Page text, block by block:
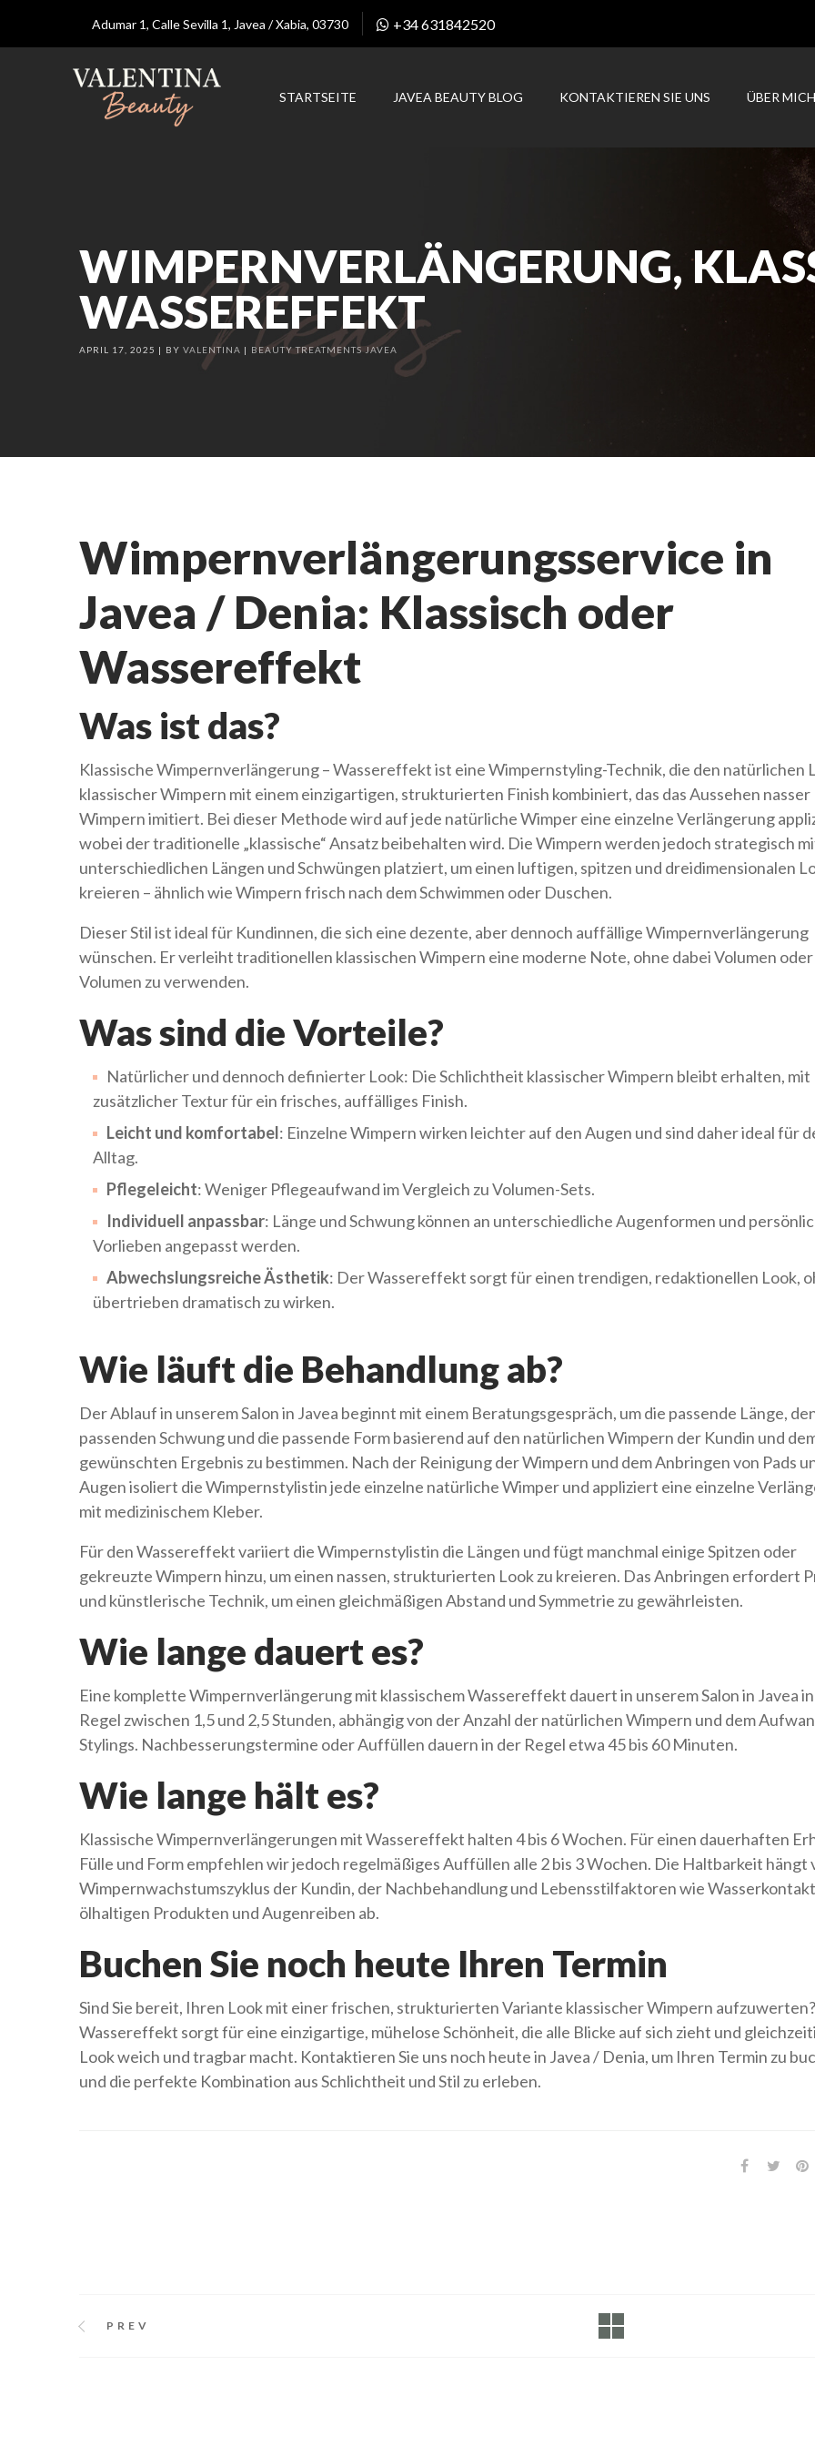
Adumar 1, Calle Sevilla 1, Javea / Xabia, 03730 +34 631842520
STARTSEITE JAVEA BEAUTY BLOG KONTAKTIEREN SIE UNS ÜBER MICH
WIMPERNVERLÄNGERUNG,
WASSEREFFEKT
APRIL 17, 2025 BY VALENTINA BEAUTY TREATMENTS JAVEA
Wimpernverlängerungsservice in
Javea / Denia: Klassisch oder
Wassereffekt
Was ist das?
Klassische Wimpernverlängerung – Wassereffekt ist eine Wimpernstyling-Technik, die den natürlichen
klassischer Wimpern mit einem einzigartigen, strukturierten Finish kombiniert, das das Aussehen nasser
Wimpern imitiert. Bei dieser Methode wird auf jede natürliche Wimper eine einzelne Verlängerung
wobei der traditionelle „klassische“ Ansatz beibehalten wird. Die Wimpern werden jedoch strategisch
unterschiedlichen Längen und Schwüngen platziert, um einen luftigen, spitzen und dreidimensionalen
kreieren – ähnlich wie Wimpern frisch nach dem Schwimmen oder Duschen.
Dieser Stil ist ideal für Kundinnen, die sich eine dezente, aber dennoch auffällige Wimpernverlängerung
wünschen. Er verleiht traditionellen klassischen Wimpern eine moderne Note, ohne dabei Volumen
Volumen zu verwenden.
Was sind die Vorteile?
Natürlicher und dennoch definierter Look: Die Schlichtheit klassischer Wimpern bleibt erhalten, mit
zusätzlicher Textur für ein frisches, auffälliges Finish.
Leicht und komfortabel: Einzelne Wimpern wirken leichter auf den Augen und sind daher ideal für
Alltag.
Pflegeleicht: Weniger Pflegeaufwand im Vergleich zu Volumen-Sets.
Individuell anpassbar: Länge und Schwung können an unterschiedliche Augenformen und
Vorlieben angepasst werden.
Abwechslungsreiche Ästhetik: Der Wassereffekt sorgt für einen trendigen, redaktionellen Look,
übertrieben dramatisch zu wirken.
Wie läuft die Behandlung ab?
Der Ablauf in unserem Salon in Javea beginnt mit einem Beratungsgespräch, um die passende Länge,
passenden Schwung und die passende Form basierend auf den natürlichen Wimpern der Kundin und
gewünschten Ergebnis zu bestimmen. Nach der Reinigung der Wimpern und dem Anbringen von Pads
Augen isoliert die Wimpernstylistin jede einzelne natürliche Wimper und appliziert eine einzelne
mit medizinischem Kleber.
Für den Wassereffekt variiert die Wimpernstylistin die Längen und fügt manchmal einige Spitzen oder
gekreuzte Wimpern hinzu, um einen nassen, strukturierten Look zu kreieren. Das Anbringen erfordert
und künstlerische Technik, um einen gleichmäßigen Abstand und Symmetrie zu gewährleisten.
Wie lange dauert es?
Eine komplette Wimpernverlängerung mit klassischem Wassereffekt dauert in unserem Salon in Javea
Regel zwischen 1,5 und 2,5 Stunden, abhängig von der Anzahl der natürlichen Wimpern und dem
Stylings. Nachbesserungstermine oder Auffüllen dauern in der Regel etwa 45 bis 60 Minuten.
Wie lange hält es?
Klassische Wimpernverlängerungen mit Wassereffekt halten 4 bis 6 Wochen. Für einen dauerhaften
Fülle und Form empfehlen wir jedoch regelmäßiges Auffüllen alle 2 bis 3 Wochen. Die Haltbarkeit hängt
Wimpernwachstumszyklus der Kundin, der Nachbehandlung und Lebensstilfaktoren wie
ölhaltigen Produkten und Augenreiben ab.
Buchen Sie noch heute Ihren Termin
Sind Sie bereit, Ihren Look mit einer frischen, strukturierten Variante klassischer Wimpern
Wassereffekt sorgt für eine einzigartige, mühelose Schönheit, die alle Blicke auf sich zieht und
Look weich und tragbar macht. Kontaktieren Sie uns noch heute in Javea / Denia, um Ihren Termin zu
und die perfekte Kombination aus Schlichtheit und Stil zu erleben.
PREV